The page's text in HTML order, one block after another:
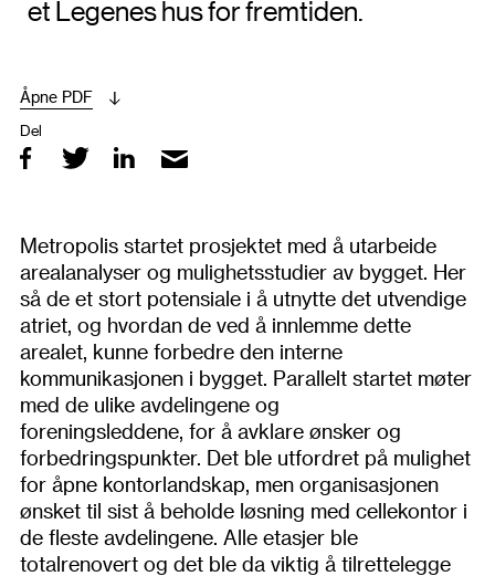
et Legenes hus for fremtiden.
Åpne PDF
Del
Metropolis startet prosjektet med å utarbeide
arealanalyser og mulighetsstudier av bygget. Her
så de et stort potensiale i å utnytte det utvendige
atriet, og hvordan de ved å innlemme dette
arealet, kunne forbedre den interne
kommunikasjonen i bygget. Parallelt startet møter
med de ulike avdelingene og
foreningsleddene, for å avklare ønsker og
forbedringspunkter. Det ble utfordret på mulighet
for åpne kontorlandskap, men organisasjonen
ønsket til sist å beholde løsning med cellekontor i
de fleste avdelingene. Alle etasjer ble
totalrenovert og det ble da viktig å tilrettelegge